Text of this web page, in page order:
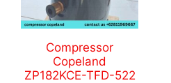
Compressor
Copeland
ZP182KCE-TFD-522